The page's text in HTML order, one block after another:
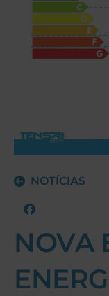
NOTÍCIAS
NOVA